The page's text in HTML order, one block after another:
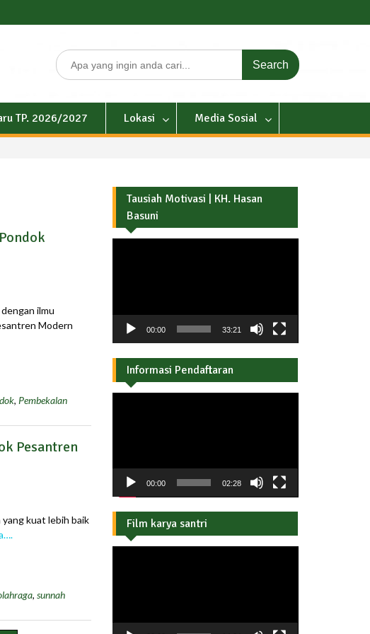
Search
for:
TP. 2026/2027 Lokasi Media Sosial
ilmu
Modern
, Pembekalan
Pesantren
yang kuat lebih baik
, sunnah
Tausiah Motivasi | KH. Hasan
Basuni
00:00 33:21
Informasi Pendaftaran
00:00 02:28
Film karya santri